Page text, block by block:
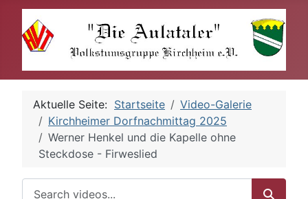
Aktuelle Seite: Startseite
Video-Galerie
Kirchheimer Dorfnachmittag 2025
Werner Henkel und die Kapelle ohne
Steckdose - Firweslied